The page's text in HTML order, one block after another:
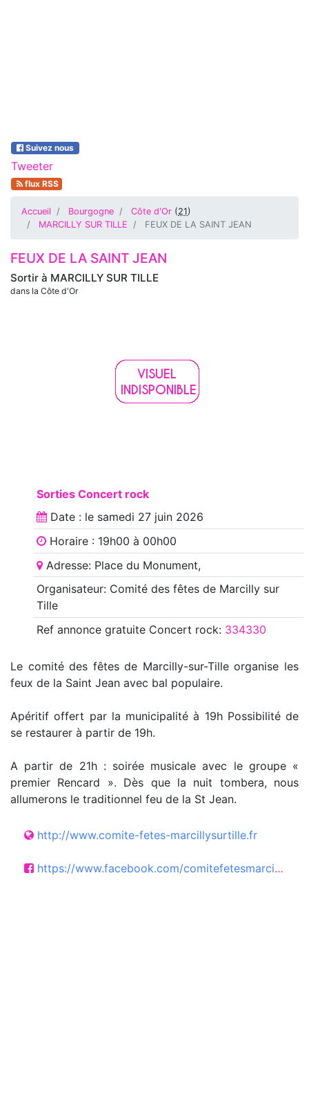
Suivez nous
Tweeter
flux RSS
Accueil Bourgogne Côte d'Or (21)
MARCILLY SUR TILLE
FEUX DE LA SAINT JEAN
Sortir à MARCILLY SUR TILLE
dans la Côte d'Or
FEUX DE LA SAINT JEAN
Sorties Concert rock
Date : le samedi 27 juin 2026
Horaire : 19h00 à 00h00
Adresse: Place du Monument,
Organisateur: Comité des fêtes de Marcilly sur
Tille
Ref annoncegratuite Concert rock: 334330
Le comité des fêtes de Marcilly-sur-Tille organise les
feux de la Saint Jean avec bal populaire.
Apéritif offert par la municipalité à 19h Possibilité de
se restaurer à partir de 19h.
A partir de 21h : soirée musicale avec le groupe «
premier Rencard ». Dès que la nuit tombera, nous
allumerons le traditionnel feu de la St Jean.
http://www.comite-fetes-marcillysurtille.fr
https://www.facebook.com/comitefetesmarcillysurtille